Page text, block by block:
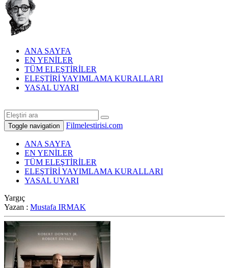
ANA SAYFA
EN YENİLER
TÜM ELEŞTİRİLER
ELEŞTİRİ YAYIMLAMA KURALLARI
YASAL UYARI
Toggle navigation Filmelestirisi.com
ANA SAYFA
EN YENİLER
TÜM ELEŞTİRİLER
ELEŞTİRİ YAYIMLAMA KURALLARI
YASAL UYARI
Yargıç
Yazan : Mustafa IRMAK